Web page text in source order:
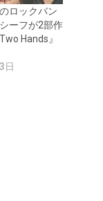
ロックバン
ーフが2部作
Hands』
日